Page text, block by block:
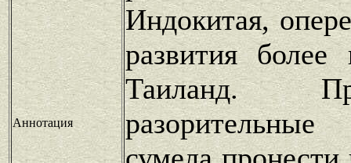
Аннотация
Индокитая,
развития
Таиланд.